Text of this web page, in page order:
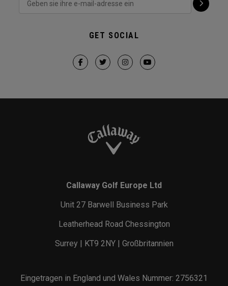
GET SOCIAL
Callaway Golf Europe Ltd
Unit 27 Barwell Business Park
Leatherhead Road Chessington
Surrey | KT9 2NY | Großbritannien
Eingetragen in England und Wales Nummer: 2756321